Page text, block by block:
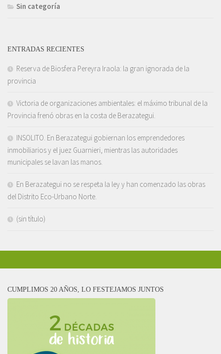
Sin categoría
ENTRADAS RECIENTES
Reserva de Biosfera Pereyra Iraola: la gran ignorada de la
provincia
Victoria de organizaciones ambientales: el máximo tribunal de la
Provincia frenó obras en la costa de Berazategui.
INSOLITO. En Berazategui gobiernan los emprendedores
inmobiliarios y el juez Guarnieri, mientras las autoridades
municipales se lavan las manos.
En Berazategui no se respeta la ley y han comenzado las obras
del Distrito Eco-Urbano Norte.
(sin título)
CUMPLIMOS 20 AÑOS, LO FESTEJAMOS JUNTOS